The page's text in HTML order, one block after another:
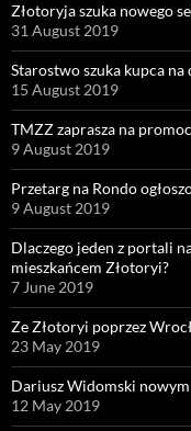
Złotoryja szuka nowego
31 August 2019
Starostwo szuka kupca
15 August 2019
TMZZ zaprasza na
9 August 2019
Przetarg na Rondo
9 August 2019
Dlaczego jeden z portali
mieszkańcem Złotoryi?
7 June 2019
Ze Złotoryi poprzez
23 May 2019
Dariusz Widomski
12 May 2019